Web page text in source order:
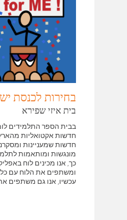
בחירות לכנסת
בית איזי שפירא
בבית הספר התלמידים
חדשות אקטואליות
חדשות שמעניינות
מונגשות ומותאמות
ומשתפים את הלוח עם כל
עכשיו, אנו גם משתפים